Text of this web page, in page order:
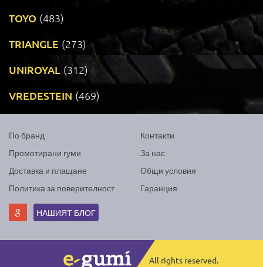
TOYO (483)
TRIANGLE (273)
UNIROYAL (312)
VREDESTEIN (469)
По бранд
Промотирани гуми
Доставка и плащане
Политика за поверителност
Контакти
За нас
Общи условия
Гаранция
НАШИЯТ БЛОГ
All rights reserved.